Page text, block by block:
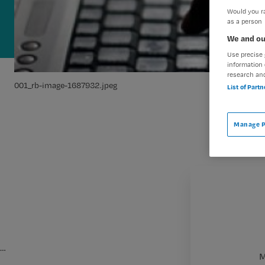
001_rb-image-1687932.jpeg
…
Would you
as a person
We and
Use
information
research
List of
Manage